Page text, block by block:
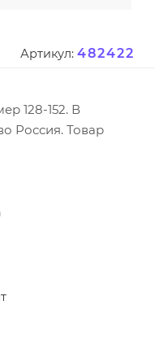
Артикул: 482422
128-152. В
Россия. Товар